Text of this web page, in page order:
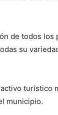
de todos los
su
turístico
municipio.